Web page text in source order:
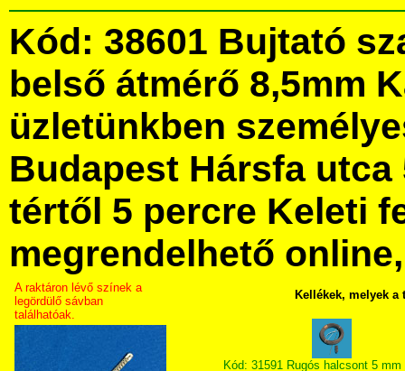
Kód: 38601 Bujtató
belső átmérő 8,5mm
üzletünkben
Budapest Hársfa utca
tértől 5 percre Keleti
megrendelhető
A raktáron lévő színek a
legördülő sávban
találhatóak.
Kellékek, melyek
Kód: 31591 Rugós halcsont 5